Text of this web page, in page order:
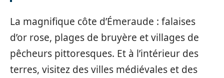
La magnifique côte d’Émeraude : falaises
d’or rose, plages de bruyère et villages de
pêcheurs pittoresques. Et à l’intérieur des
terres, visitez des villes médiévales et des